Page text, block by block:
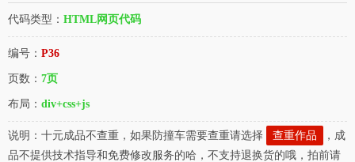
代码类型： HTML网页代码
编号： P36
页数： 7页
布局： div+css+js
说明：十元成品不查重，如果防撞车需要查重请选择 查重作品
，成
品不提供技术指导和免费修改服务的哈，不支持退换货的哦，拍前请